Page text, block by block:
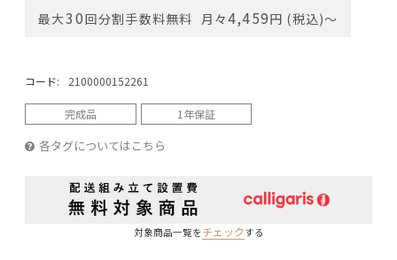
最大30回分割手数料無料 月々4,459円 (税込)〜
コード: 2100000152261
完成品 1年保証
各タグについてはこちら
対象商品一覧をチェックする